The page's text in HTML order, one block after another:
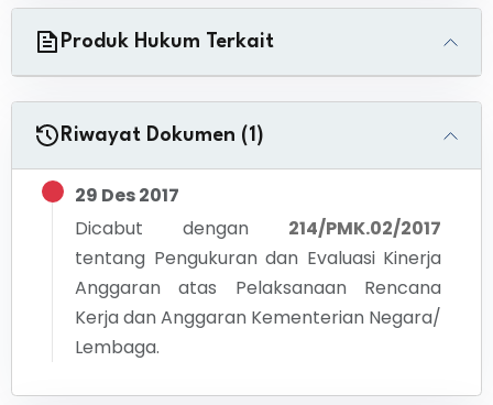
Produk Hukum Terkait
Riwayat Dokumen (1)
29 Des 2017
Dicabut dengan
214/PMK.02/2017
tentang Pengukuran dan Evaluasi Kinerja
Anggaran atas Pelaksanaan Rencana
Kerja dan Anggaran Kementerian Negara/
Lembaga.